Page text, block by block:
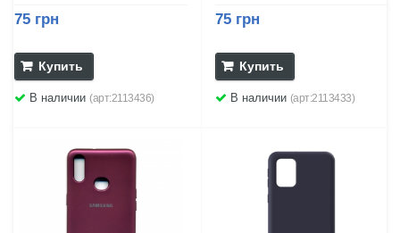
75 грн
Купить
В наличии (арт:2113436)
75 грн
Купить
В наличии (арт:2113433)